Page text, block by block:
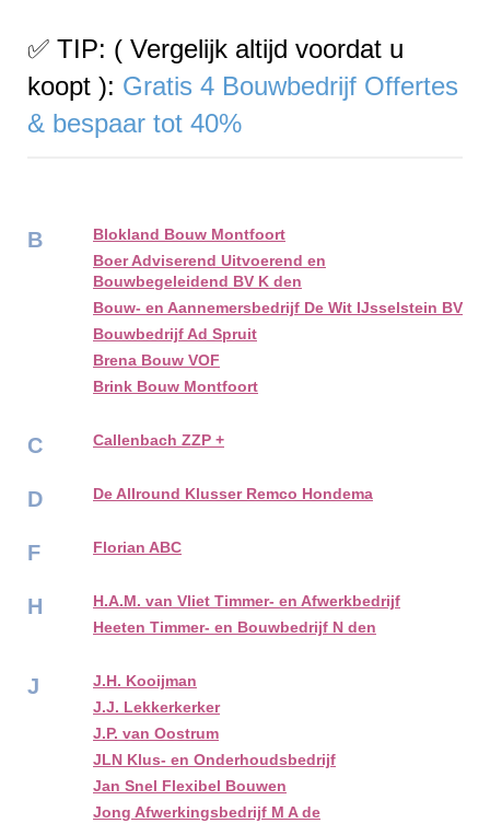
✅ TIP: ( Vergelijk altijd voordat u
koopt ): Gratis 4 Bouwbedrijf Offertes
& bespaar tot 40%
B
Blokland Bouw Montfoort
Boer Adviserend Uitvoerend en
Bouwbegeleidend BV K den
Bouw- en Aannemersbedrijf De Wit IJsselstein BV
Bouwbedrijf Ad Spruit
Brena Bouw VOF
Brink Bouw Montfoort
C Callenbach ZZP +
D De Allround Klusser Remco Hondema
F Florian ABC
H
H.A.M. van Vliet Timmer- en Afwerkbedrijf
Heeten Timmer- en Bouwbedrijf N den
J
J.H. Kooijman
J.J. Lekkerkerker
J.P. van Oostrum
JLN Klus- en Onderhoudsbedrijf
Jan Snel Flexibel Bouwen
Jong Afwerkingsbedrijf M A de